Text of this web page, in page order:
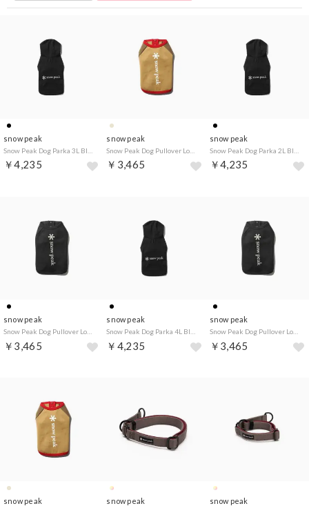
snow peak
￥4,235
snow peak
￥3,465
snow peak
￥4,235
snow peak
￥3,465
snow peak
￥4,235
snow peak
Snow Peak Dog Pullover Logo 4L Black【返品不可商品】 （Black）
￥3,465
snow peak snow peak snow peak